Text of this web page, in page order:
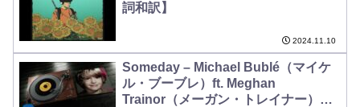
詞和訳】
2024.11.10
Someday – Michael Bublé（マイケ
ル・ブーブレ）ft. Meghan
Trainor（メーガン・トレイナー）